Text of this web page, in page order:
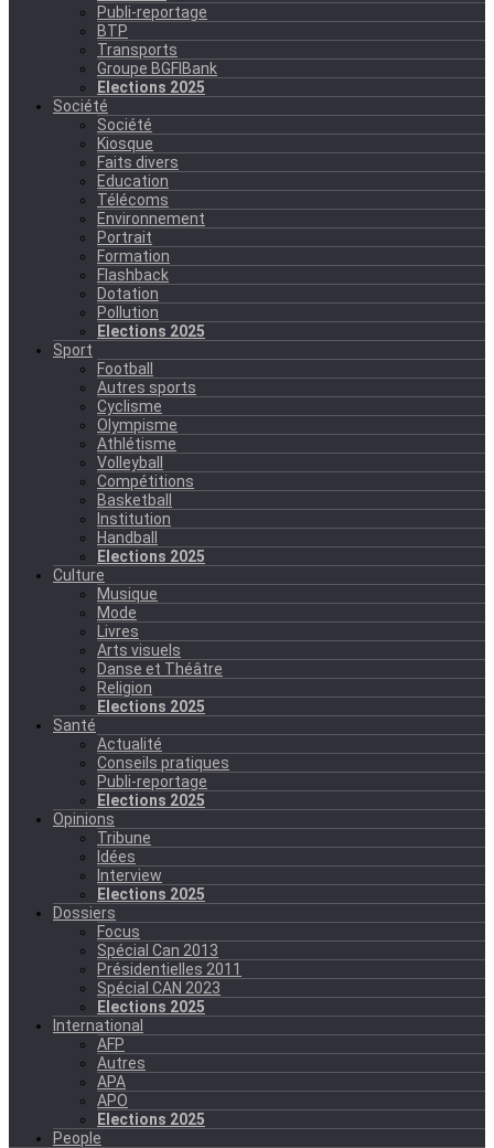
Publi-reportage
BTP
Transports
Groupe BGFIBank
Elections 2025
Société
Société
Kiosque
Faits divers
Education
Télécoms
Environnement
Portrait
Formation
Flashback
Dotation
Pollution
Elections 2025
Sport
Football
Autres sports
Cyclisme
Olympisme
Athlétisme
Volleyball
Compétitions
Basketball
Institution
Handball
Elections 2025
Culture
Musique
Mode
Livres
Arts visuels
Danse et Théâtre
Religion
Elections 2025
Santé
Actualité
Conseils pratiques
Publi-reportage
Elections 2025
Opinions
Tribune
Idées
Interview
Elections 2025
Dossiers
Focus
Spécial Can 2013
Présidentielles 2011
Spécial CAN 2023
Elections 2025
International
AFP
Autres
APA
APO
Elections 2025
People